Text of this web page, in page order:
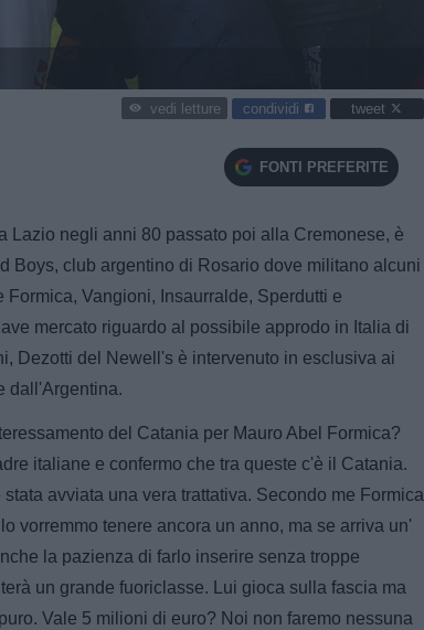
vedi letture condividi tweet
FONTI PREFERITE
Lazio negli anni 80 passato poi alla Cremonese, è
Boys, club argentino di Rosario dove militano alcuni
Vangioni, Insaurralde, Sperdutti e
mercato riguardo al possibile approdo in Italia di
Dezotti del Newell's è intervenuto in esclusiva ai
dall'Argentina.
del Catania per Mauro Abel Formica?
italiane e confermo che tra queste c'è il Catania.
avviata una vera trattativa. Secondo me Formica
vorremmo tenere ancora un anno, ma se arriva un'
la pazienza di farlo inserire senza troppe
un grande fuoriclasse. Lui gioca sulla fascia ma
Vale 5 milioni di euro? Noi non faremo nessuna